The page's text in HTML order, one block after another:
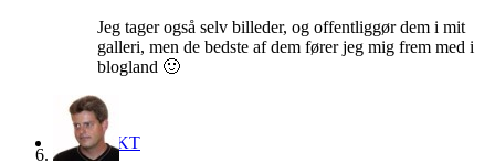
KONTAKT
Jeg tager også selv billeder, og offentliggør dem i mit
galleri, men de bedste af dem fører jeg mig frem med i
blogland 🙂